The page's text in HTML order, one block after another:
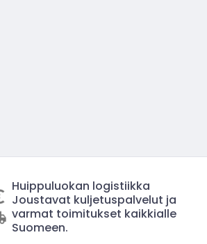
Huippuluokan logistiikka
Joustavat kuljetuspalvelut ja
varmat toimitukset kaikkialle
Suomeen.